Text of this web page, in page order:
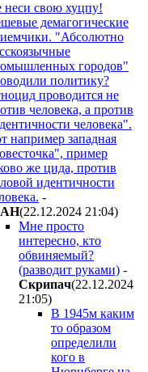
неси свою хуцпу!
демагогические
"Абсолютно
городов"
политику?
проводится не
человека, а против
человека".
например западная
пример
же цида, против
идентичности
-
(22.12.2024 21:04)
Мне просто
интересно, кто
обвиняемый?
(разводит руками) -
Cкpипaч(22.12.2024
21:05)
В 1945м каким
то образом
определили
кого в